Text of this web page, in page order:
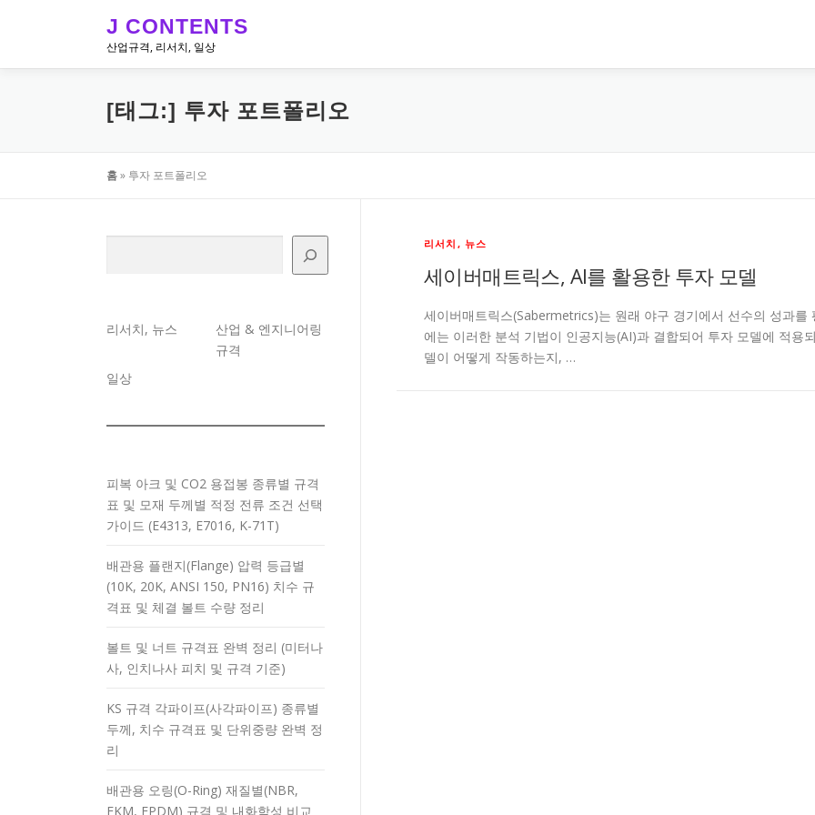
로
J CONTENTS
산업규격, 리서치, 일상
[태그:] 투자 포트폴리오
홈» 투자 포트폴리오
리서치, 뉴스
세이버매트릭스, AI를 활용한 투자 모델
세이버매트릭스(Sabermetrics)는 원래 야구 경기에서 선수의 성과
에는 이러한 분석 기법이 인공지능(AI)과 결합되어 투자 모델에 적용
델이 어떻게 작동하는지, …
리서치, 뉴스
산업 & 엔지니어링
규격
일상
피복 아크 및 CO2 용접봉 종류별 규격
표 및 모재 두께별 적정 전류 조건 선택
가이드 (E4313, E7016, K-71T)
배관용 플랜지(Flange) 압력 등급별
(10K, 20K, ANSI 150, PN16) 치수 규
격표 및 체결 볼트 수량 정리
볼트 및 너트 규격표 완벽 정리 (미터나
사, 인치나사 피치 및 규격 기준)
KS 규격 각파이프(사각파이프) 종류별
두께, 치수 규격표 및 단위중량 완벽 정
리
배관용 오링(O-Ring) 재질별(NBR,
FKM, EPDM) 규격 및 내화학성 비교